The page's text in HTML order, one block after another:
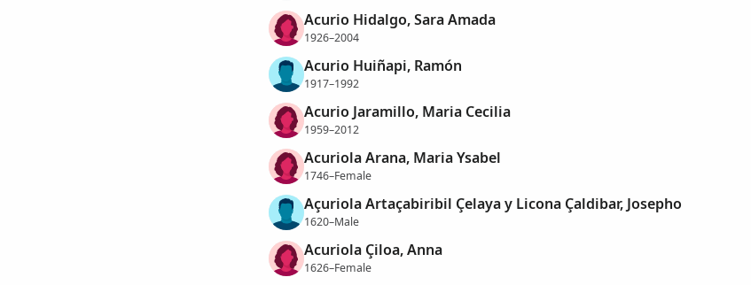
Acurio Hidalgo, Sara Amada
1926–2004
Acurio Huiñapi, Ramón
1917–1992
Acurio Jaramillo, Maria Cecilia
1959–2012
Acuriola Arana, Maria Ysabel
1746–Female
Açuriola Artaçabiribil Çelaya y Licona Çaldibar, Josepho
1620–Male
Acuriola Çiloa, Anna
1626–Female